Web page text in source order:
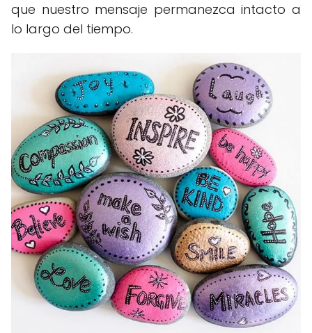
que nuestro mensaje permanezca intacto a
lo largo del tiempo.